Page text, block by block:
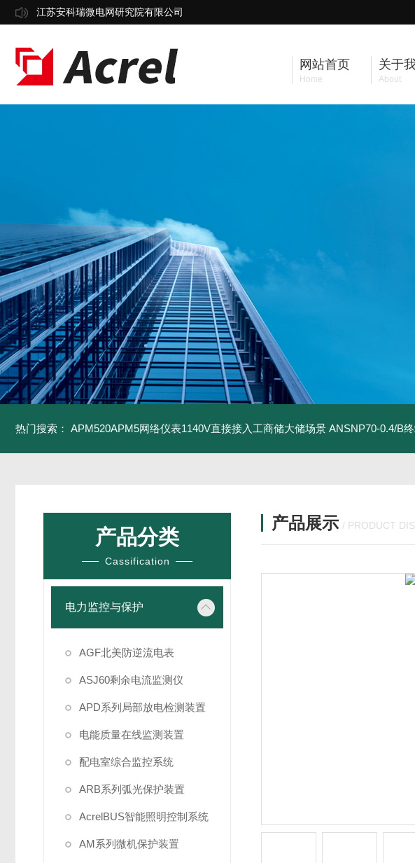
江苏安科瑞微电网研究院有限公司
网站首页
Home
关于
About
热门搜索： APM520APM5网络仪表1140V直接接入工商储大储场景 ANSNP70-0.4/B终端
产品分类
Cassification
电力监控与保护
AGF北美防逆流电表
ASJ60剩余电流监测仪
APD系列局部放电检测装置
电能质量在线监测装置
配电室综合监控系统
ARB系列弧光保护装置
AcrelBUS智能照明控制系统
AM系列微机保护装置
产品展示 / PRODUCT